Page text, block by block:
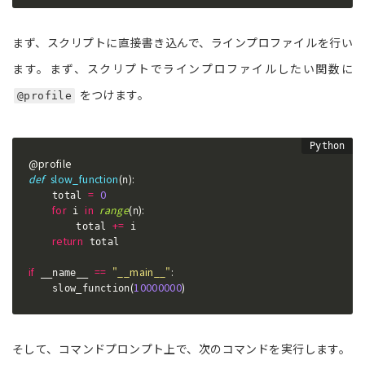
まず、スクリプトに直接書き込んで、ラインプロファイルを行い
ます。まず、スクリプトでラインプロファイルしたい関数に
@profile をつけます。
@profile
def slow_function(n):
    total
= 0
for i in range(n):
        total
+= i
return total
if __name__ == "__main__":
    slow_function
(10000000)
そして、コマンドプロンプト上で、次のコマンドを実行します。